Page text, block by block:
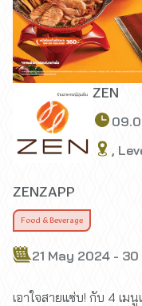
ZEN
,
ZENZAPP
Food & Beverage
21 May 2024 -
เอาใจสายแซ่บ! กับ 4 เม